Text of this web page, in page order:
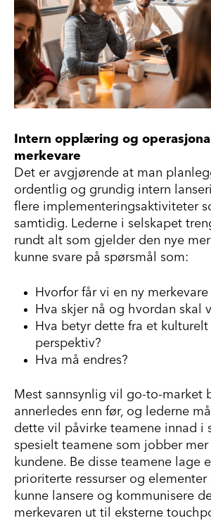
Intern opplæring og
merkevare
Det er avgjørende at man
ordentlig og grundig intern
flere implementeringsaktiviteter
samtidig. Lederne i selskapet
rundt alt som gjelder den nye
kunne svare på spørsmål som:
Hvorfor får vi en ny merkevare
Hva skjer nå og hvordan skal
Hva betyr dette fra et
perspektiv?
Hva må endres?
Mest sannsynlig vil go-to-market
annerledes enn før, og lederne
dette vil påvirke teamene innad i
spesielt teamene som jobber
kundene. Be disse teamene lage
prioriterte ressurser og elementer
kunne lansere og kommunisere
merkevaren ut til eksterne